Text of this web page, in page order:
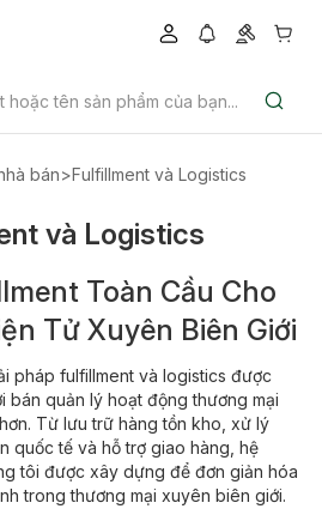
bán>Fulfillment và Logistics
và Logistics
Toàn Cầu Cho
Tử Xuyên Biên Giới
pháp fulfillment và logistics được
bán quản lý hoạt động thương mại
Từ lưu trữ hàng tồn kho, xử lý
quốc tế và hỗ trợ giao hàng, hệ
tôi được xây dựng để đơn giản hóa
trong thương mại xuyên biên giới.